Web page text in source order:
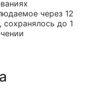
через 12
сохранялось до 1